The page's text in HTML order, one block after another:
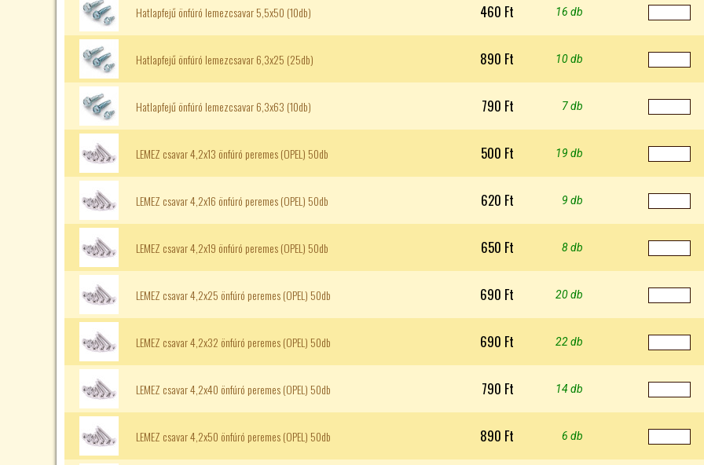
Hatlapfejű önfúró lemezcsavar 5,5x50 (10db) 460 Ft 16 db
Hatlapfejű önfúró lemezcsavar 6,3x25 (25db) 890 Ft 10 db
Hatlapfejű önfúró lemezcsavar 6,3x63 (10db) 790 Ft 7 db
LEMEZ csavar 4,2x13 önfúró peremes (OPEL) 50db 500 Ft 19 db
LEMEZ csavar 4,2x16 önfúró peremes (OPEL) 50db 620 Ft 9 db
LEMEZ csavar 4,2x19 önfúró peremes (OPEL) 50db 650 Ft 8 db
LEMEZ csavar 4,2x25 önfúró peremes (OPEL) 50db 690 Ft 20 db
LEMEZ csavar 4,2x32 önfúró peremes (OPEL) 50db 690 Ft 22 db
LEMEZ csavar 4,2x40 önfúró peremes (OPEL) 50db 790 Ft 14 db
LEMEZ csavar 4,2x50 önfúró peremes (OPEL) 50db 890 Ft 6 db